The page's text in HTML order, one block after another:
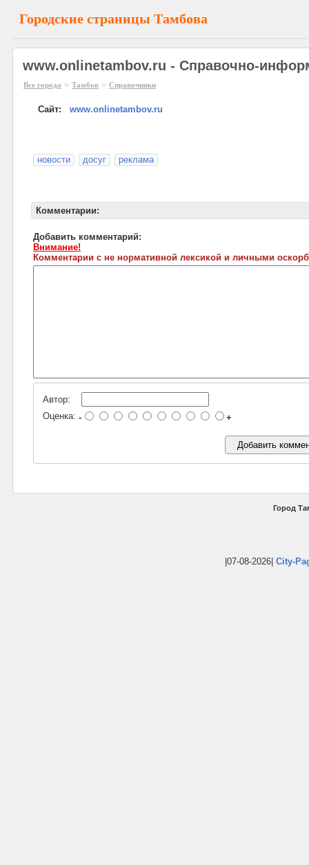
Городские страницы Тамбова
www.onlinetambov.ru - Справочно-
Все города » Тамбов » Справочники
Сайт: www.onlinetambov.ru
новости досуг реклама
Комментарии:
Добавить комментарий:
Внимание!
Комментарии с не нормативной лексикой и личными
Автор:
Оценка: - +
Город
|07-08-2026| City-